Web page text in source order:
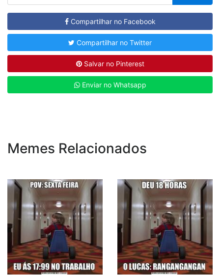
Compartilhar no Facebook
Compartilhar no Twitter
Salvar no Pinterest
Enviar no Whatsapp
Memes Relacionados